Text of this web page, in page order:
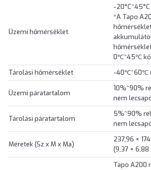
Üzemi hőmérséklet
-20°C~45°C
*A Tapo
0℃~45℃
Tárolási hőmérséklet
-40℃~60℃
Üzemi páratartalom
10%~90%
nem
Tárolási páratartalom
5%~90%
nem
Méretek (Sz x M x Ma)
237,96 ×
(9,37 ×
Tapo A200